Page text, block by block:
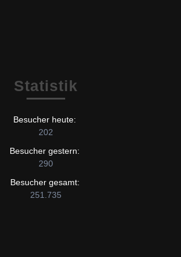
Statistik
Besucher heute:
202
Besucher gestern:
290
Besucher gesamt:
251.735